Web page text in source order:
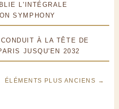
L'INTÉGRALE
SYMPHONY
À LA TÊTE DE
JUSQU'EN 2032
ÉLÉMENTS PLUS ANCIENS →